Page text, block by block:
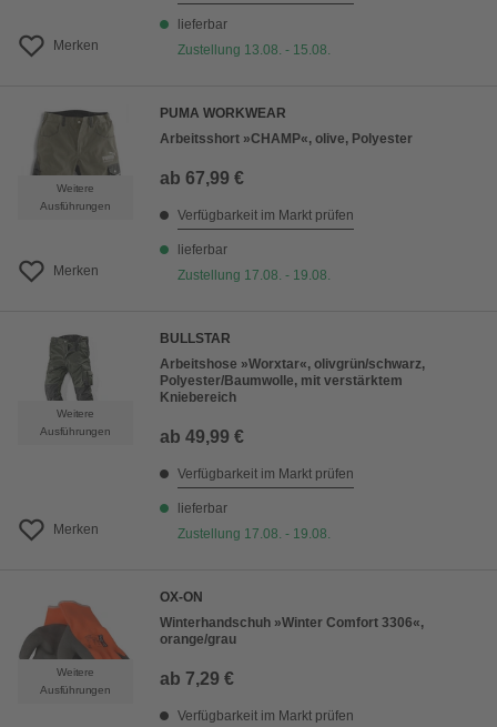
Merken
lieferbar
Zustellung 13.08. - 15.08.
Weitere
Ausführungen
Merken
PUMA WORKWEAR
Arbeitsshort »CHAMP«, olive, Polyester
ab 67,99 €
Verfügbarkeit im Markt prüfen
lieferbar
Zustellung 17.08. - 19.08.
Weitere
Ausführungen
Merken
BULLSTAR
Arbeitshose »Worxtar«, olivgrün/schwarz,
Polyester/Baumwolle, mit verstärktem
Kniebereich
ab 49,99 €
Verfügbarkeit im Markt prüfen
lieferbar
Zustellung 17.08. - 19.08.
Weitere
Ausführungen
OX-ON
Winterhandschuh »Winter Comfort 3306«,
orange/grau
ab 7,29 €
Verfügbarkeit im Markt prüfen